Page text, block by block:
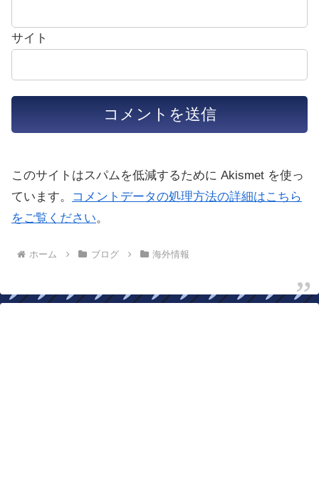
サイト
このサイトはスパムを低減するために Akismet を使っ
ています。
コメントデータの処理方法の詳細はこちら
をご覧ください。
ホーム ブログ 海外情報